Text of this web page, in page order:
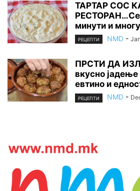
ТАРТАР СОС
РЕСТОРАН…Се
минути и
РЕЦЕПТИ NMD -
ПРСТИ ДА
вкусно
евтино и
РЕЦЕПТИ NMD -